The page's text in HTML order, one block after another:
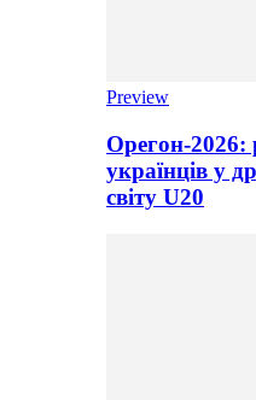
Preview
Орегон-2026:
українців у
світу U20